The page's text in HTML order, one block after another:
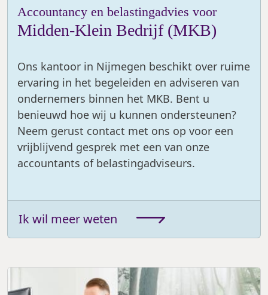
Accountancy en belastingadvies voor
Midden-Klein Bedrijf (MKB)
Ons kantoor in Nijmegen beschikt over ruime
ervaring in het begeleiden en adviseren van
ondernemers binnen het MKB. Bent u
benieuwd hoe wij u kunnen ondersteunen?
Neem gerust contact met ons op voor een
vrijblijvend gesprek met een van onze
accountants of belastingadviseurs.
Ik wil meer weten